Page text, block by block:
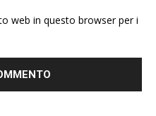
web in questo browser per i